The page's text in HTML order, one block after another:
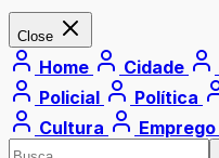
Close
Home Cidade
Policial
Política
Cultura
Emprego